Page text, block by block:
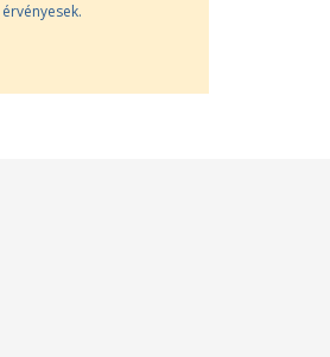
érvényesek.